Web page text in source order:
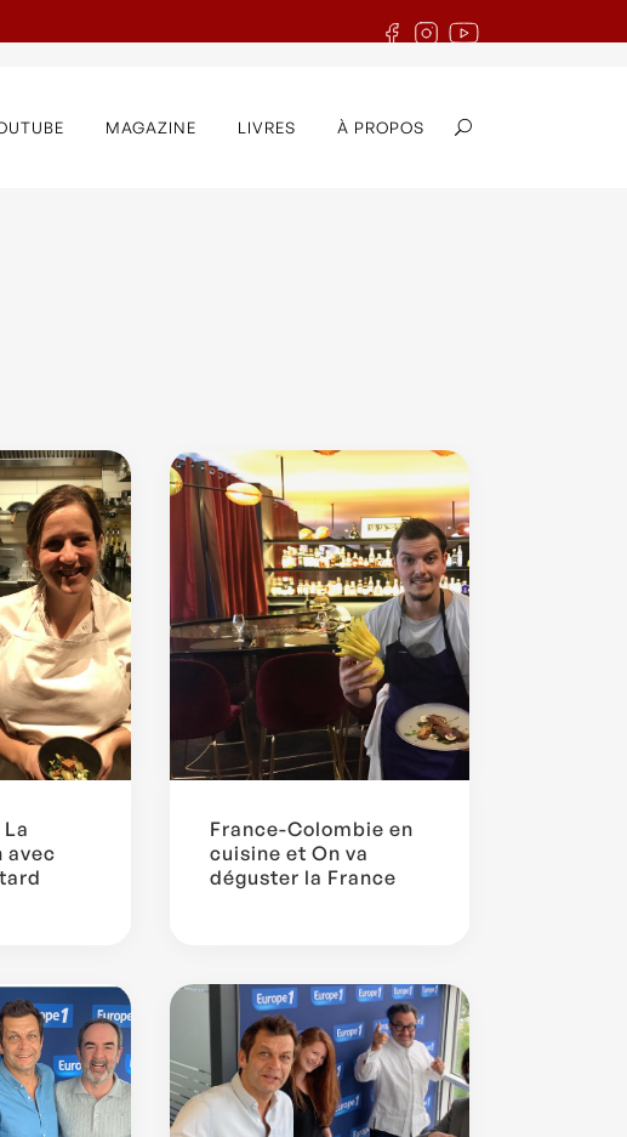
MAGAZINE LIVRES À PROPOS
avec
France-Colombie en
cuisine et On va
déguster la France